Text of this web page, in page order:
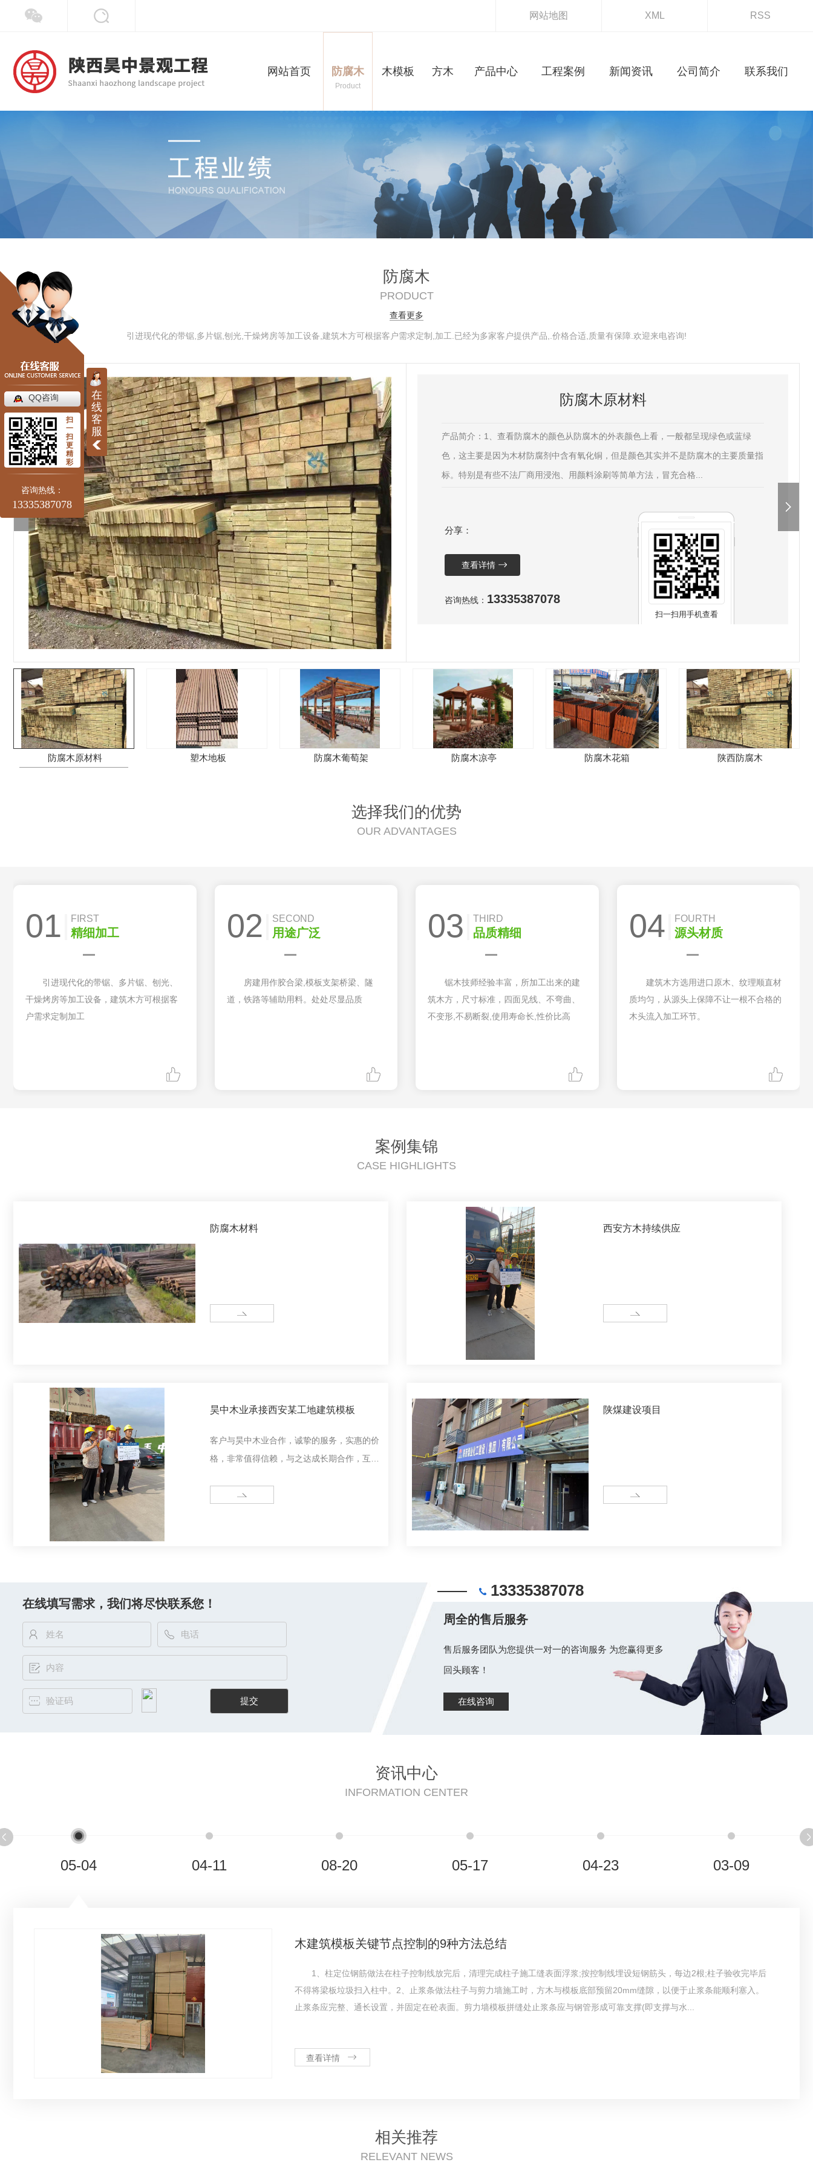
网站地图 XML RSS
网站首页 防腐木
Product
木模板 方木 产品中心 工程案例 新闻资讯 公司简介 联系我们
防腐木
PRODUCT
查看更多
引进现代化的带锯,多片锯,刨光,干燥烤房等加工设备,建筑木方可根据客户需求定制,加工.已经为多家客户提供产品,.价格合适,质量有保障.欢迎来电咨询!
防腐木原材料
产品简介：1、查看防腐木的颜色从防腐木的外表颜色上看，一般都呈现绿色或蓝绿
色，这主要是因为木材防腐剂中含有氧化铜，但是颜色其实并不是防腐木的主要质量指
标。特别是有些不法厂商用浸泡、用颜料涂刷等简单方法，冒充合格...
分享：
查看详情
咨询热线： 13335387078
扫一扫用手机查看
防腐木原材料 塑木地板 防腐木葡萄架 防腐木凉亭 防腐木花箱 陕西防腐木
选择我们的优势
OUR ADVANTAGES
01 FIRST
精细加工
引进现代化的带锯、多片锯、刨光、
干燥烤房等加工设备，建筑木方可根据客
户需求定制加工
02 SECOND
用途广泛
房建用作胶合梁,模板支架桥梁、隧
道，铁路等辅助用料。处处尽显品质
03 THIRD
品质精细
锯木技师经验丰富，所加工出来的建
筑木方，尺寸标准，四面见线、不弯曲、
不变形,不易断裂,使用寿命长,性价比高
04 FOURTH
源头材质
建筑木方选用进口原木、纹理顺直材
质均匀，从源头上保障不让一根不合格的
木头流入加工环节。
案例集锦
CASE HIGHLIGHTS
防腐木材料
MORE
西安方木持续供应
MORE
昊中木业承接西安某工地建筑模板
客户与昊中木业合作，诚挚的服务，实惠的价
格，非常值得信赖，与之达成长期合作，互相
MORE
陕煤建设项目
MORE
在线填写需求，我们将尽快联系您！
13335387078
周全的售后服务
售后服务团队为您提供一对一的咨询服务 为您赢得更多
回头顾客！
在线咨询
资讯中心
INFORMATION CENTER
05-04 04-11 08-20 05-17 04-23 03-09
木建筑模板关键节点控制的9种方法总结
1、柱定位钢筋做法在柱子控制线放完后，清理完成柱子施工缝表面浮浆;按控制线埋设短钢筋头，每边2根;柱子验收完毕后
不得将梁板垃圾扫入柱中。2、止浆条做法柱子与剪力墙施工时，方木与模板底部预留20mm缝隙，以便于止浆条能顺利塞入。
止浆条应完整、通长设置，并固定在砼表面。剪力墙模板拼缝处止浆条应与钢管形成可靠支撑(即支撑与水...
查看详情
相关推荐
RELEVANT NEWS
在
线
客
服
QQ咨询
扫
一
扫
更
精
彩
咨询热线：
13335387078